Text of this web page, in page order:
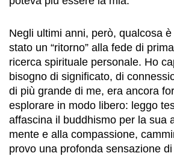
Negli ultimi anni, però, qualcosa
stato un “ritorno” alla fede di
ricerca spirituale personale. Ho
bisogno di significato, di
di più grande di me, era ancora
esplorare in modo libero: leggo
affascina il buddhismo per la sua
mente e alla compassione,
provo una profonda sensazione